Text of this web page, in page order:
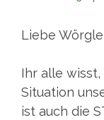
Liebe
Ihr alle
Situation
ist auch die